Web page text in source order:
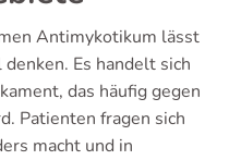
Antimykotikum lässt
Es handelt sich
das häufig gegen
Patienten fragen sich
macht und in